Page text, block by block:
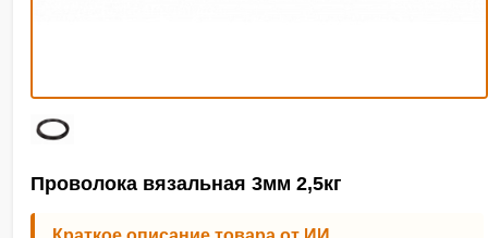
Проволока вязальная 3мм 2,5кг